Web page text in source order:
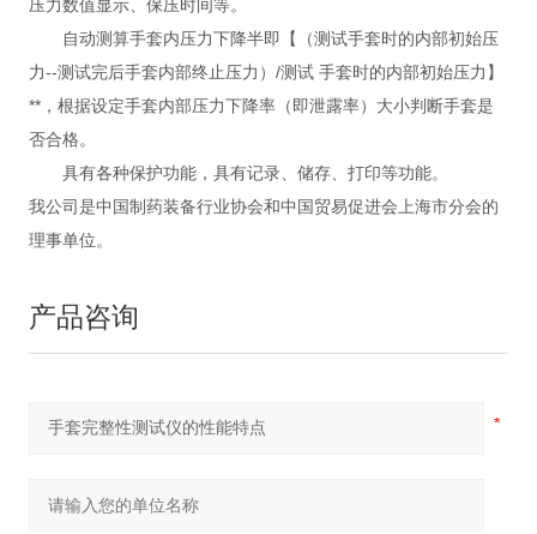
压力数值显示、保压时间等。
自动测算手套内压力下降半即【（测试手套时的内部初始压
力--测试完后手套内部终止压力）/测试 手套时的内部初始压力】
**，根据设定手套内部压力下降率（即泄露率）大小判断手套是
否合格。
具有各种保护功能，具有记录、储存、打印等功能。
我公司是中国制药装备行业协会和中国贸易促进会上海市分会的
理事单位。
产品咨询